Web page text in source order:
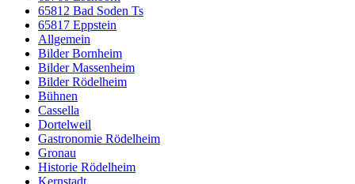
65812 Bad Soden Ts
65817 Eppstein
Allgemein
Bilder Bornheim
Bilder Massenheim
Bilder Rödelheim
Bühnen
Cassella
Dortelweil
Gastronomie Rödelheim
Gronau
Historie Rödelheim